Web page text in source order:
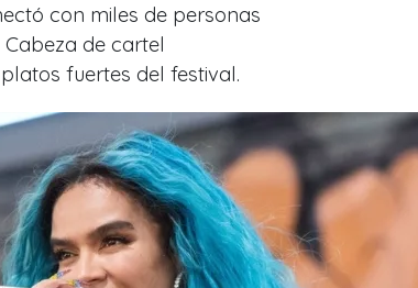
con miles de personas
de cartel
fuertes del festival.